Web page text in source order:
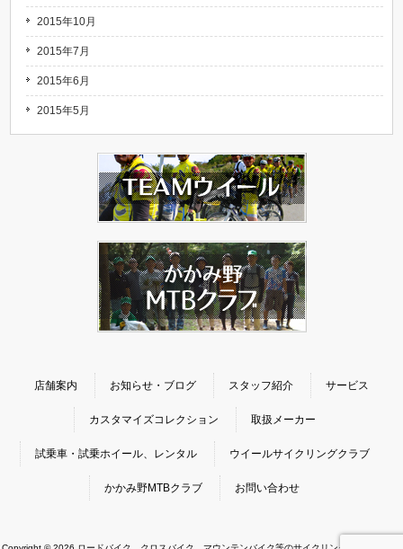
2015年10月
2015年7月
2015年6月
2015年5月
店舗案内 お知らせ・ブログ スタッフ紹介 サービス
カスタマイズコレクション 取扱メーカー
試乗車・試乗ホイール、レンタル ウイールサイクリングクラブ
かかみ野MTBクラブ お問い合わせ